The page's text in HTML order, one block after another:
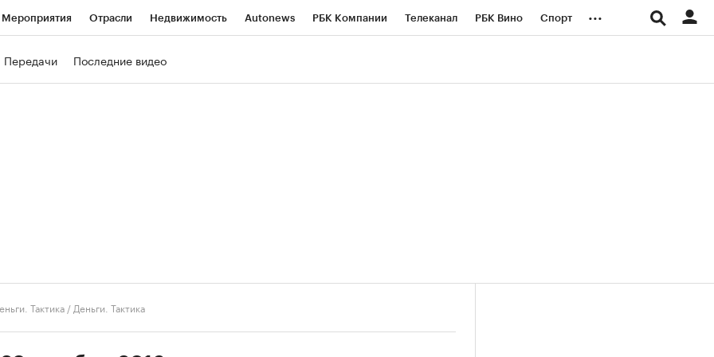
Мероприятия Отрасли Недвижимость Autonews РБК Компании Телеканал РБК Вино Спорт ...
Передачи Последние видео
Тактика / Деньги. Тактика